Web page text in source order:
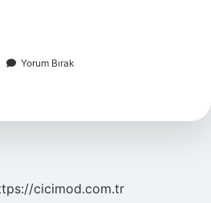
Yorum Bırak
cicimod.com.tr